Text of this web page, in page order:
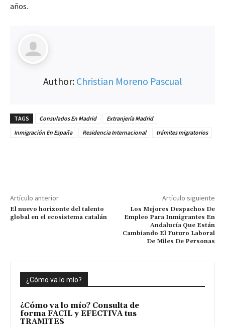
años.
Author: Christian Moreno Pascual
TAGS Consulados En Madrid
Extranjería Madrid
Inmigración En España
Residencia Internacional trámites migratorios
Artículo anterior
El nuevo horizonte del talento
global en el ecosistema catalán
Artículo siguiente
Los Mejores Despachos De
Empleo Para Inmigrantes En
Andalucía Que Están
Cambiando El Futuro Laboral
De Miles De Personas
¿Cómo va lo mío?
¿Cómo va lo mío? Consulta de
forma FACIL y EFECTIVA tus
TRAMITES